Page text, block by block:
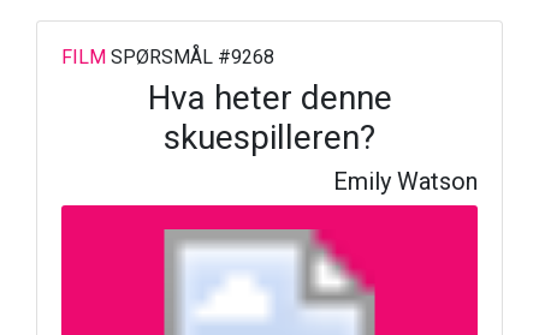
FILM SPØRSMÅL #9268
Hva heter denne
skuespilleren?
Emily Watson